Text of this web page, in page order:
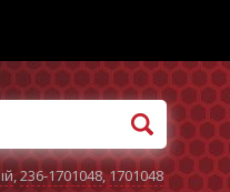
,236-1701048,1701048